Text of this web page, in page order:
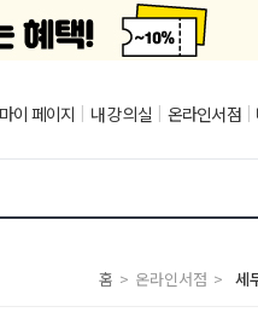
이 페이지 | 내 강의실 | 온라인서점 |
홈 > 온라인서점 > 세